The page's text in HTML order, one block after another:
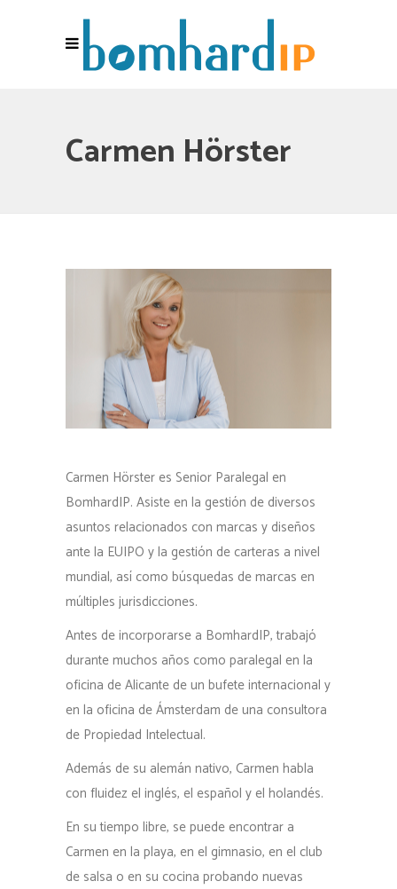
Carmen Hörster
Carmen Hörster es Senior Paralegal en
BomhardIP. Asiste en la gestión de diversos
asuntos relacionados con marcas y diseños
ante la EUIPO y la gestión de carteras a nivel
mundial, así como búsquedas de marcas en
múltiples jurisdicciones.
Antes de incorporarse a BomhardIP, trabajó
durante muchos años como paralegal en la
oficina de Alicante de un bufete internacional y
en la oficina de Ámsterdam de una consultora
de Propiedad Intelectual.
Además de su alemán nativo, Carmen habla
con fluidez el inglés, el español y el holandés.
En su tiempo libre, se puede encontrar a
Carmen en la playa, en el gimnasio, en el club
de salsa o en su cocina probando nuevas